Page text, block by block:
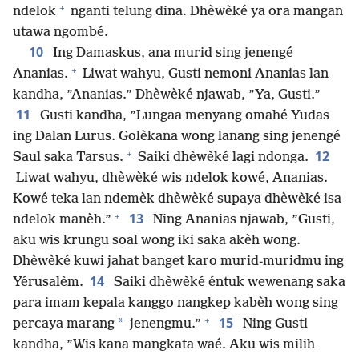
ndelok + nganti telung dina. Dhèwèké ya ora mangan
utawa ngombé.
10
Ing Damaskus, ana murid sing jenengé
Ananias. + Liwat wahyu, Gusti nemoni Ananias lan
kandha, ”Ananias.” Dhèwèké njawab, ”Ya, Gusti.”
11
Gusti kandha, ”Lungaa menyang omahé Yudas
ing Dalan Lurus. Golèkana wong lanang sing jenengé
Saul saka Tarsus. + Saiki dhèwèké lagi ndonga. 12
Liwat wahyu, dhèwèké wis ndelok kowé, Ananias.
Kowé teka lan ndemèk dhèwèké supaya dhèwèké isa
ndelok manèh.” + 13
Ning Ananias njawab, ”Gusti,
aku wis krungu soal wong iki saka akèh wong.
Dhèwèké kuwi jahat banget karo murid-muridmu ing
Yérusalèm. 14
Saiki dhèwèké éntuk wewenang saka
para imam kepala kanggo nangkep kabèh wong sing
percaya marang * jenengmu.” + 15
Ning Gusti
kandha, ”Wis kana mangkata waé. Aku wis milih